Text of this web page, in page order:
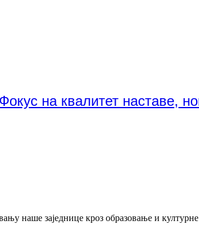
на квалитет наставе,
наше заједнице кроз образовање и културне